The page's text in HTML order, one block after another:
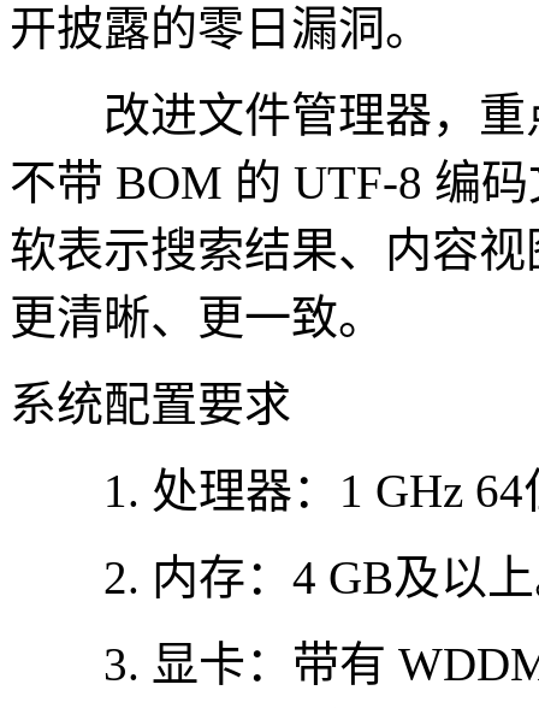
开披露的零日漏洞。
改进文件管理器，重
不带 BOM 的 UTF-8 编
软表示搜索结果、内容
更清晰、更一致。
系统配置要求
1. 处理器：1 GHz 64
2. 内存：4 GB及以
3. 显卡：带有 WDDM